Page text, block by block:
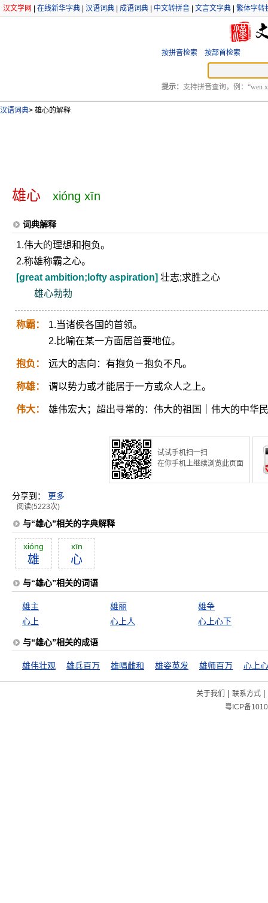
汉文学网 在线新华字典 汉语词典 成语词典 中文转拼音 文言文字典 繁体字转
按拼音检索 按部首检索
提示： 支持拼音查询，例：“wen
汉语词典> 雄心的解释
雄心 xióng xīn
词典解释
1.伟大的理想和抱负。
2.称雄称霸之心。
[great ambition;lofty aspiration] 壮志;求胜之心
雄心勃勃
称霸：
1.当诸侯各国的首领。
2.比喻在某一方面居首要地位。
抱负： 远大的志向：有抱负ㄧ抱负不凡。
称雄： 谓以势力或才能居于一方或众人之上。
伟大： 雄伟宏大；超出寻常的：伟大的祖国｜伟大的中华
试试手机扫一扫
在你手机上继续浏览此页面
分享到： 更多
阅读(5223次)
与“雄心”相关的字典解释
xióng
雄
xīn
心
与“雄心”相关的词语
雄主 雄丽
雄争
心上
心上人 心上心下
与“雄心”相关的成语
雄伟壮观 雄兵百万 雄唱雌和 雄姿英发 雄师百万 心上
关于我们 | 联系方式|
粤ICP备